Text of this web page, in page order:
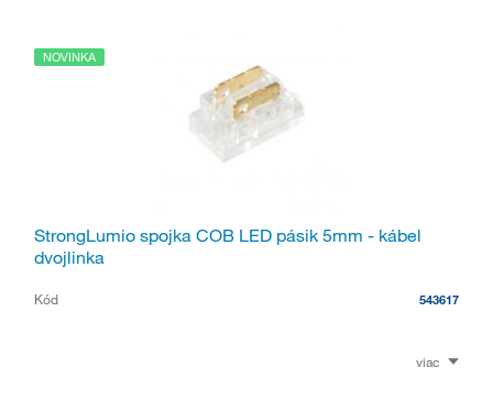
NOVINKA
StrongLumio spojka COB LED pásik 5mm - kábel
dvojlinka
Kód 543617
viac